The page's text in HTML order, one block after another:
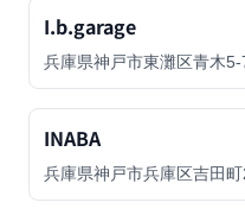
I.b.garage
兵庫県神戸市東灘区青木5-
INABA
兵庫県神戸市兵庫区吉田